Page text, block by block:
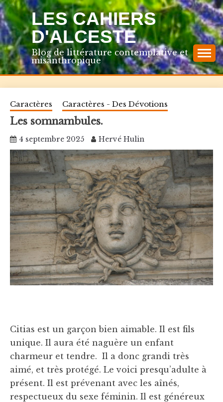
Skip
to
content
LES CAHIERS
D'ALCESTE
Blog de littérature contemplative et
misanthropique
Caractères Caractères - Des Dévotions
Les somnambules.
4 septembre 2025 Hervé Hulin
Citias est un garçon bien aimable. Il est fils
unique. Il aura été naguère un enfant
charmeur et tendre. Il a donc grandi très
aimé, et très protégé. Le voici presqu’adulte à
présent. Il est prévenant avec les aînés,
respectueux du sexe féminin. Il est généreux